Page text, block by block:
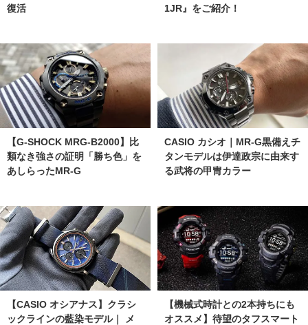
復活
1JR』をご紹介！
【G-SHOCK MRG-B2000】比
類なき強さの証明「勝ち色」を
あしらったMR-G
CASIO カシオ｜MR-G黒備えチ
タンモデルは伊達政宗に由来す
る武将の甲冑カラー
【CASIO オシアナス】クラシ
ックラインの藍染モデル｜ メ
【機械式時計との2本持ちにも
オススメ】待望のタフスマート